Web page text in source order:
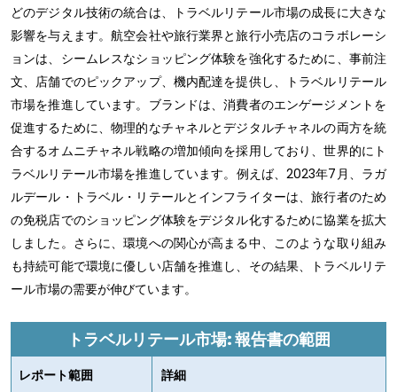
どのデジタル技術の統合は、トラベルリテール市場の成長に大きな
影響を与えます。航空会社や旅行業界と旅行小売店のコラボレーシ
ョンは、シームレスなショッピング体験を強化するために、事前注
文、店舗でのピックアップ、機内配達を提供し、トラベルリテール
市場を推進しています。ブランドは、消費者のエンゲージメントを
促進するために、物理的なチャネルとデジタルチャネルの両方を統
合するオムニチャネル戦略の増加傾向を採用しており、世界的にト
ラベルリテール市場を推進しています。例えば、2023年7月、ラガ
ルデール・トラベル・リテールとインフライターは、旅行者のため
の免税店でのショッピング体験をデジタル化するために協業を拡大
しました。さらに、環境への関心が高まる中、このような取り組み
も持続可能で環境に優しい店舗を推進し、その結果、トラベルリテ
ール市場の需要が伸びています。
トラベルリテール市場: 報告書の範囲
レポート範囲 詳細